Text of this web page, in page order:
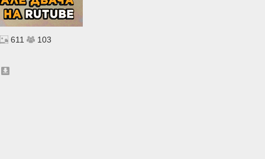
611 103